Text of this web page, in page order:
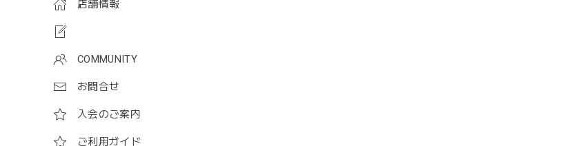
店舗情報
COMMUNITY
お問合せ
入会のご案内
ご利用ガイド